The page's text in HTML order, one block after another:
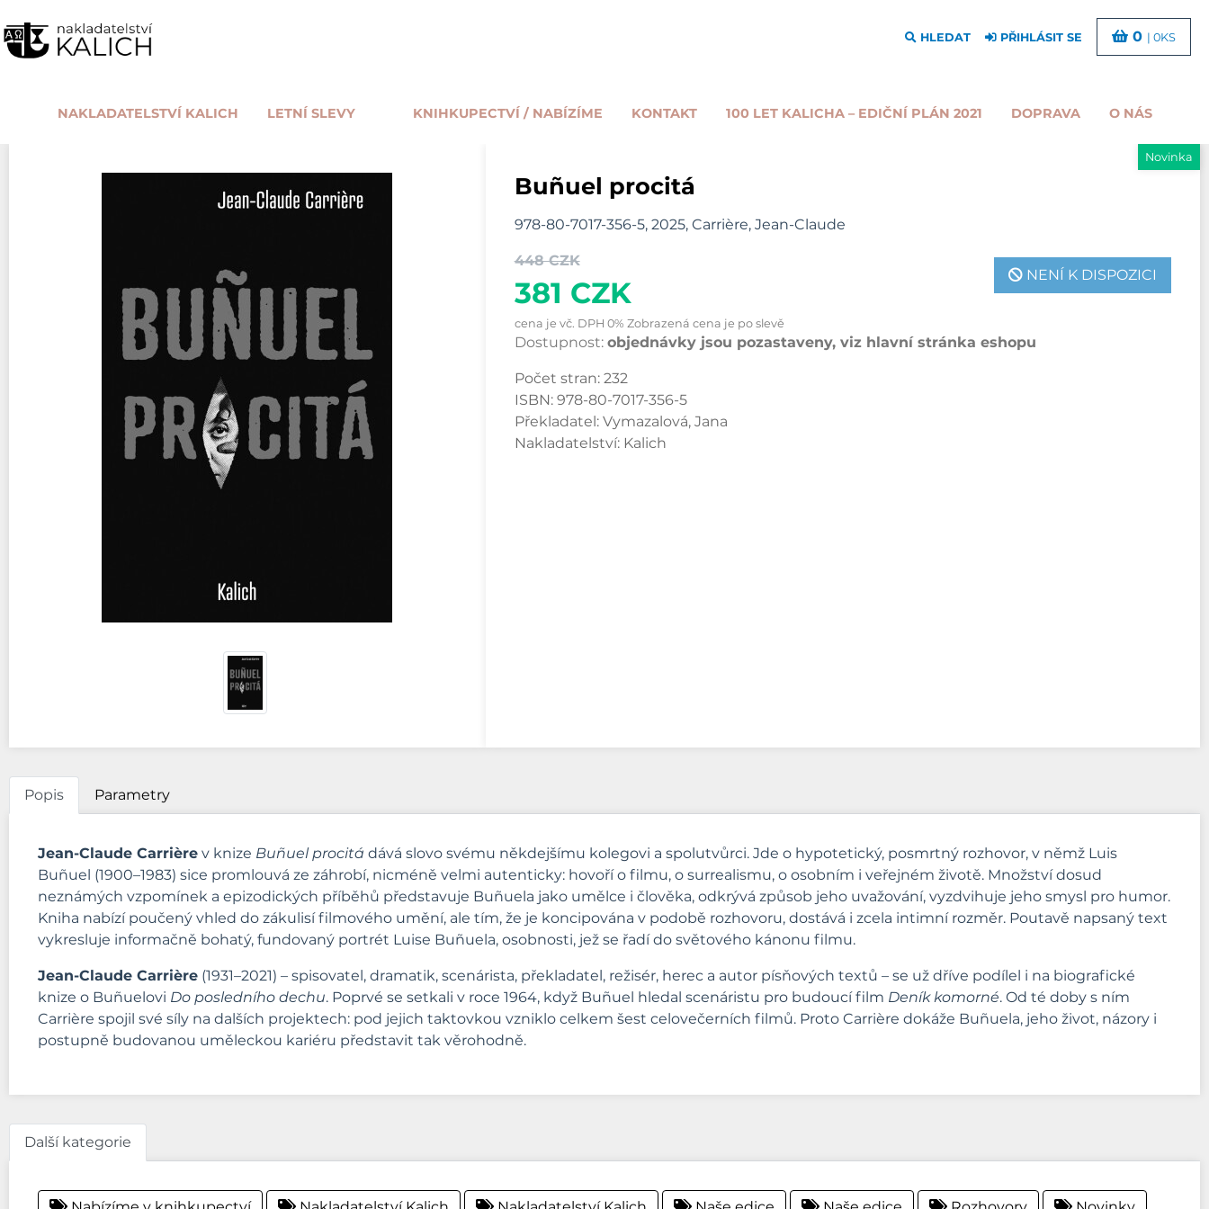
NAKLADATELSTVÍ KALICH LETNÍ SLEVY KNIHKUPECTVÍ / NABÍZÍME KONTAKT 100 LET KALICHA – EDIČNÍ PLÁN 2021 DOPRAVA O NÁS
HLEDAT PŘIHLÁSIT SE 0 | 0KS
Novinka
Buñuel procitá
978-80-7017-356-5, 2025, Carrière, Jean-Claude
448 CZK
381 CZK
NENÍ K DISPOZICI
cena je vč. DPH 0% Zobrazená cena je po slevě
Dostupnost: objednávky jsou pozastaveny, viz hlavní stránka eshopu
Počet stran: 232
ISBN: 978-80-7017-356-5
Překladatel: Vymazalová, Jana
Nakladatelství: Kalich
Popis Parametry
Jean-Claude Carrière v knize Buñuel procitá dává slovo svému někdejšímu kolegovi a spolutvůrci. Jde o hypotetický, posmrtný rozhovor, v němž Luis
Buñuel (1900–1983) sice promlouvá ze záhrobí, nicméně velmi autenticky: hovoří o filmu, o surrealismu, o osobním i veřejném životě. Množství dosud
neznámých vzpomínek a epizodických příběhů představuje Buñuela jako umělce i člověka, odkrývá způsob jeho uvažování, vyzdvihuje jeho smysl pro humor.
Kniha nabízí poučený vhled do zákulisí filmového umění, ale tím, že je koncipována v podobě rozhovoru, dostává i zcela intimní rozměr. Poutavě napsaný text
vykresluje informačně bohatý, fundovaný portrét Luise Buñuela, osobnosti, jež se řadí do světového kánonu filmu.
Jean-Claude Carrière (1931–2021) – spisovatel, dramatik, scenárista, překladatel, režisér, herec a autor písňových textů – se už dříve podílel i na biografické
knize o Buñuelovi Do posledního dechu. Poprvé se setkali v roce 1964, když Buñuel hledal scenáristu pro budoucí film Deník komorné. Od té doby s ním
Carrière spojil své síly na dalších projektech: pod jejich taktovkou vzniklo celkem šest celovečerních filmů. Proto Carrière dokáže Buñuela, jeho život, názory i
postupně budovanou uměleckou kariéru představit tak věrohodně.
Další kategorie